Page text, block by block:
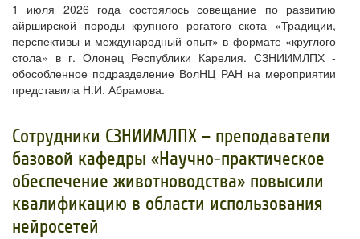
1 июля 2026 года состоялось совещание по развитию
айрширской породы крупного рогатого скота «Традиции,
перспективы и международный опыт» в формате «круглого
стола» в г. Олонец Республики Карелия. СЗНИИМЛПХ -
обособленное подразделение ВолНЦ РАН на мероприятии
представила Н.И. Абрамова.
​Сотрудники СЗНИИМЛПХ – преподаватели
базовой кафедры «Научно-практическое
обеспечение животноводства» повысили
квалификацию в области использования
нейросетей